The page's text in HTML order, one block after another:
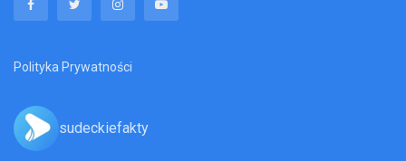
Polityka Prywatności
sudeckiefakty